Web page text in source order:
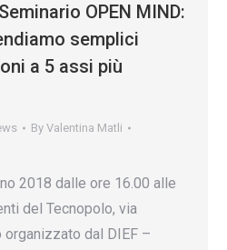
OPEN MIND:
semplici
a 5 assi più
By Valentina Matli
2018 dalle ore 16.00 alle
del Tecnopolo, via
dal DIEF –